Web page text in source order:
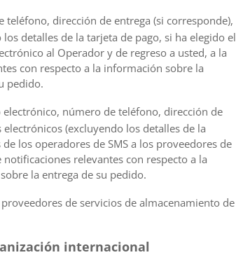
dirección de entrega (si corresponde),
detalles de la tarjeta de pago, si ha elegido el
al Operador y de regreso a usted, a la
con respecto a la información sobre la
pedido.
número de teléfono, dirección de
(excluyendo los detalles de la
los operadores de SMS a los proveedores de
relevantes con respecto a la
la entrega de su pedido.
de servicios de almacenamiento de
internacional